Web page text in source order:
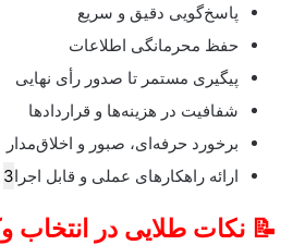
پاسخ‌گویی دقیق و سریع
حفظ محرمانگی اطلاعات
پیگیری مستمر تا صدور رأی نهایی
شفافیت در هزینه‌ها و قراردادها
برخورد حرفه‌ای، صبور و اخلاق‌مدار
ارائه راهکارهای عملی و قابل اجرا3
📝 نکات طلایی در انتخاب